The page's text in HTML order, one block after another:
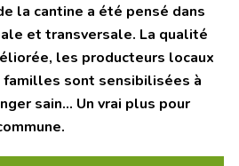
la cantine a été pensé dans
et transversale. La qualité
les producteurs locaux
sont sensibilisées à
sain… Un vrai plus pour